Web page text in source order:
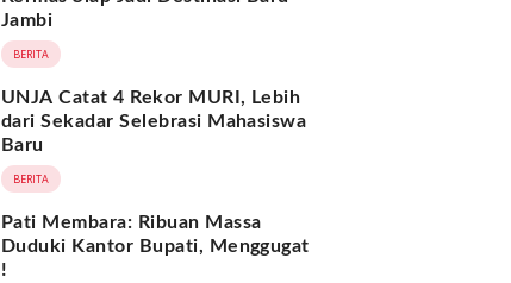
Jambi
BERITA
UNJA Catat 4 Rekor MURI, Lebih
dari Sekadar Selebrasi Mahasiswa
Baru
BERITA
Pati Membara: Ribuan Massa
Duduki Kantor Bupati, Menggugat
!